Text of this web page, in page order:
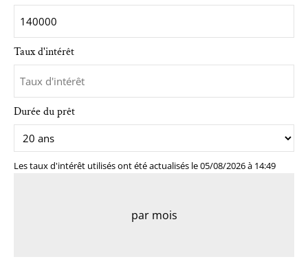
Taux d'intérêt
Durée du prêt
Les taux d'intérêt utilisés ont été actualisés le 05/08/2026 à 14:49
par mois